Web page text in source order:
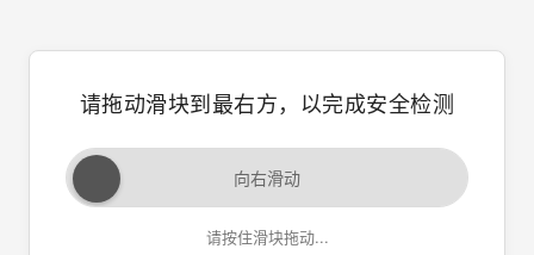
请拖动滑块到最右方，以完成安全检测
向右滑动
请按住滑块拖动...